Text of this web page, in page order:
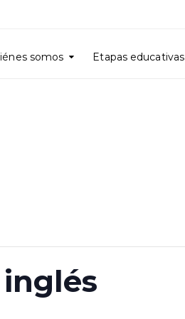
somos Etapas educativas